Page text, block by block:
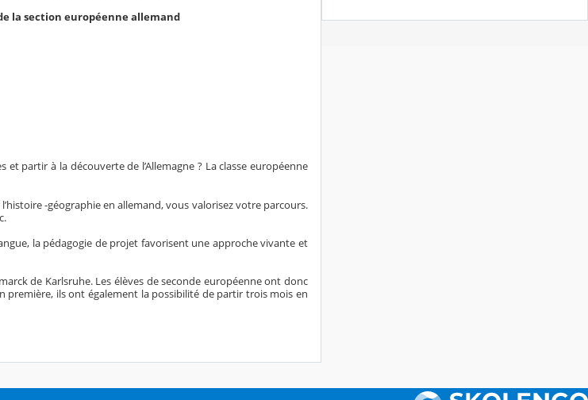
la section européenne allemand
partir à la découverte de l’Allemagne ? La classe européenne
-géographie en allemand, vous valorisez votre parcours.
la pédagogie de projet favorisent une approche vivante et
de Karlsruhe. Les élèves de seconde européenne ont donc
première, ils ont également la possibilité de partir trois mois en